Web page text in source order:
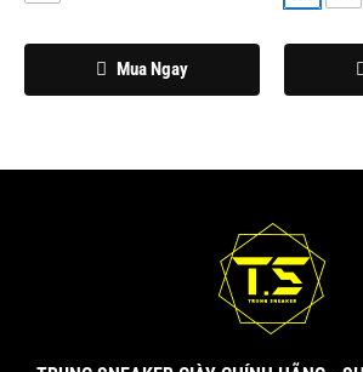
Mua Ngay
được
chọn
trang
được
chọn
trang